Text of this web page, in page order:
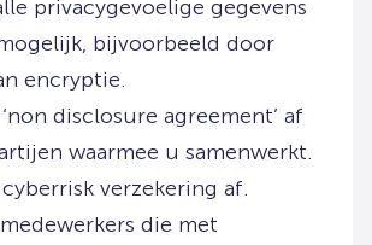
privacygevoelige gegevens
bijvoorbeeld door
encryptie.
disclosure agreement’ af
waarmee u samenwerkt.
verzekering af.
die met